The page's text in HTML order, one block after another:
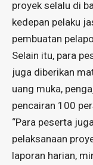
proyek selalu di
kedepan pelaku
pembuatan
Selain itu, para
juga diberikan
uang muka,
pencairan 100
“Para peserta
pelaksanaan
laporan harian,